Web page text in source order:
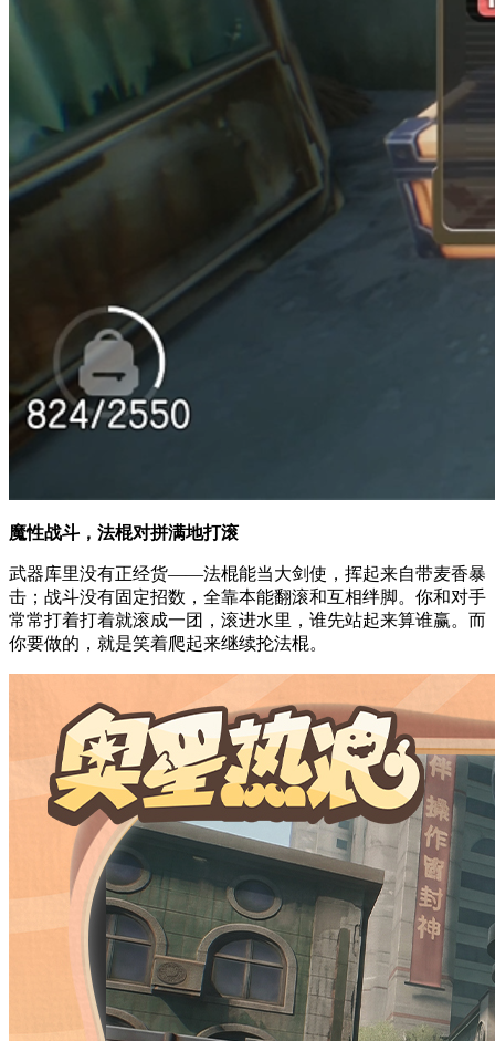
魔性战斗，法棍对拼满地打滚
武器库里没有正经货——法棍能当大剑使，挥起来自带麦香暴
击；战斗没有固定招数，全靠本能翻滚和互相绊脚。你和对手
常常打着打着就滚成一团，滚进水里，谁先站起来算谁赢。而
你要做的，就是笑着爬起来继续抡法棍。